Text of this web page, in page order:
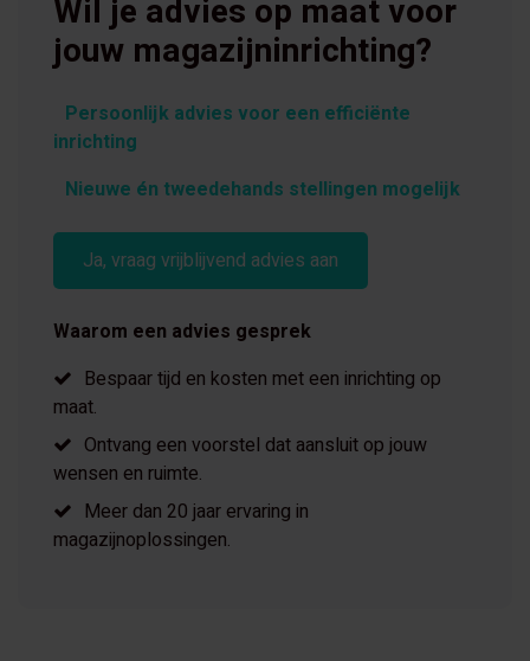
Wil je advies op maat voor
jouw magazijninrichting?
Persoonlijk advies voor een efficiënte
inrichting
Nieuwe én tweedehands stellingen mogelijk
Ja, vraag vrijblijvend advies aan
Waarom een advies gesprek
Bespaar tijd en kosten met een inrichting op
maat.
Ontvang een voorstel dat aansluit op jouw
wensen en ruimte.
Meer dan 20 jaar ervaring in
magazijnoplossingen.